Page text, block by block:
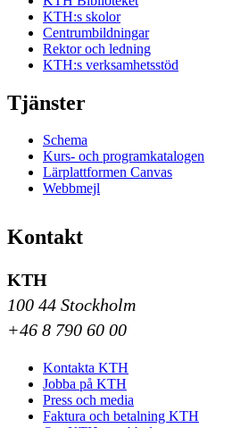
KTH:s skolor
Centrumbildningar
Rektor och ledning
KTH:s verksamhetsstöd
Tjänster
Schema
Kurs- och programkatalogen
Lärplattformen Canvas
Webbmejl
Kontakt
KTH
100 44 Stockholm
+46 8 790 60 00
Kontakta KTH
Jobba på KTH
Press och media
Faktura och betalning KTH